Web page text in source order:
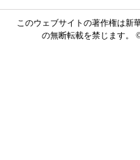
このウェブサイトの著作権は新
の無断転載を禁じます。